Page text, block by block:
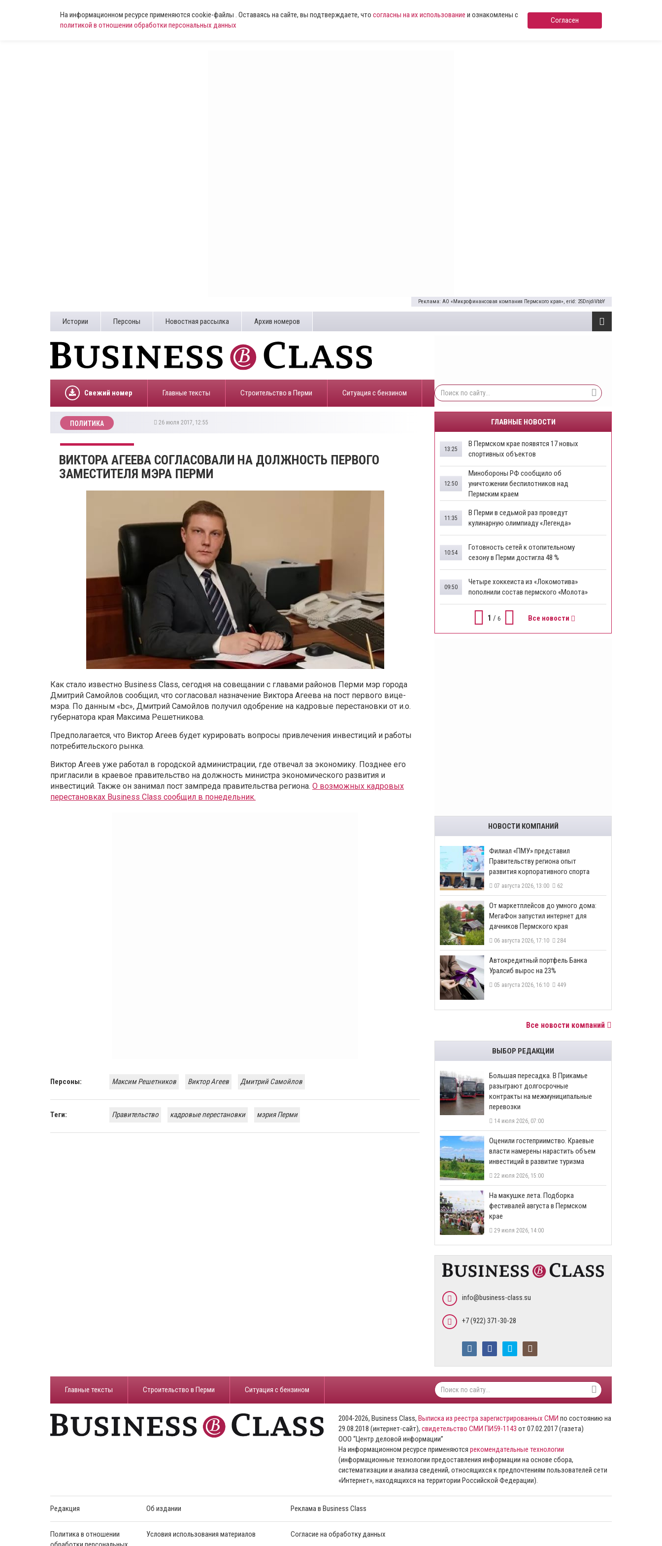
На информационном ресурсе применяются cookie-файлы . Оставаясь на сайте, вы подтверждаете, что согласны на их использование и ознакомлены с
политикой в отношении обработки персональных данных
Согласен
Реклама: АО «Микрофинансовая компания Пермского края», erid: 2SDnjdiVbbY
Истории Персоны Новостная рассылка Архив номеров
Свежий номер Главные тексты Строительство в Перми ​Ситуация с бензином
ПОЛИТИКА 26 июля 2017, 12:55
ВИКТОРА АГЕЕВА СОГЛАСОВАЛИ НА ДОЛЖНОСТЬ ПЕРВОГО
ЗАМЕСТИТЕЛЯ МЭРА ПЕРМИ
Как стало известно Business Class, сегодня на совещании с главами районов Перми мэр города
Дмитрий Самойлов сообщил, что согласовал назначение Виктора Агеева на пост первого вице-
мэра. По данным «bc», Дмитрий Самойлов получил одобрение на кадровые перестановки от и.о.
губернатора края Максима Решетникова.
Предполагается, что Виктор Агеев будет курировать вопросы привлечения инвестиций и работы
потребительского рынка.
Виктор Агеев уже работал в городской администрации, где отвечал за экономику. Позднее его
пригласили в краевое правительство на должность министра экономического развития и
инвестиций. Также он занимал пост зампреда правительства региона. О возможных кадровых
перестановках Business Class сообщил в понедельник.
Персоны: Максим Решетников Виктор Агеев Дмитрий Самойлов
Теги: Правительство кадровые перестановки мэрия Перми
ГЛАВНЫЕ НОВОСТИ
​В Пермском крае появятся 17 новых
спортивных объектов
13:25
Минобороны РФ сообщило об
уничтожении беспилотников над
Пермским краем
12:50
В Перми в седьмой раз проведут
кулинарную олимпиаду «Легенда»
11:35
Готовность сетей к отопительному
сезону в Перми достигла 48 %
10:54
Четыре хоккеиста из «Локомотива»
пополнили состав пермского «Молота»
09:50
1 / 6 Все новости
НОВОСТИ КОМПАНИЙ
​Филиал «ПМУ» представил
Правительству региона опыт
развития корпоративного спорта
07 августа 2026, 13:00 62
От маркетплейсов до умного дома:
МегаФон запустил интернет для
дачников Пермского края
06 августа 2026, 17:10 284
​Автокредитный портфель Банка
Уралсиб вырос на 23%
05 августа 2026, 16:10 449
Все новости компаний
ВЫБОР РЕДАКЦИИ
Большая пересадка. В Прикамье
разыграют долгосрочные
контракты на межмуниципальные
перевозки
14 июля 2026, 07:00
Оценили гостеприимство. Краевые
власти намерены нарастить объем
инвестиций в развитие туризма
22 июля 2026, 15:00
На макушке лета. Подборка
фестивалей августа в Пермском
крае
29 июля 2026, 14:00
info@business-class.su
+7 (922) 371-30-28
Главные тексты Строительство в Перми ​Ситуация с бензином
2004-2026, Business Class, Выписка из реестра зарегистрированных СМИ по состоянию на
29.08.2018 (интернет-сайт), свидетельство СМИ ПИ59-1143 от 07.02.2017 (газета)
ООО “Центр деловой информации”
На информационном ресурсе применяются рекомендательные технологии
(информационные технологии предоставления информации на основе сбора,
систематизации и анализа сведений, относящихся к предпочтениям пользователей сети
«Интернет», находящихся на территории Российской Федерации).
Редакция Об издании Реклама в Business Class
Политика в отношении
Условия использования материалов Согласие на обработку данных